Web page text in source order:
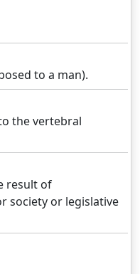
to a man).
the vertebral
result of
society or legislative